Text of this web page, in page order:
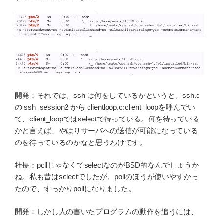
開発：それでは、ssh は何をしているかというと、ssh.c
の ssh_session2 から clientloop.c:client_loopを呼んでい
て、client_loopではselectで待っている。何を待っている
かと言えば、やはりサーバへの送信が可能になっている
のを待っているのかなと思うわけです。
社長：pollじゃなくてselectなのがBSD的なんでしょうか
ね。私も昔はselectでしたが。pollのほうが使いやすかっ
たので、すっかりpollになりました。
開発：しかし人の書いたプログラムの動作を追うには、